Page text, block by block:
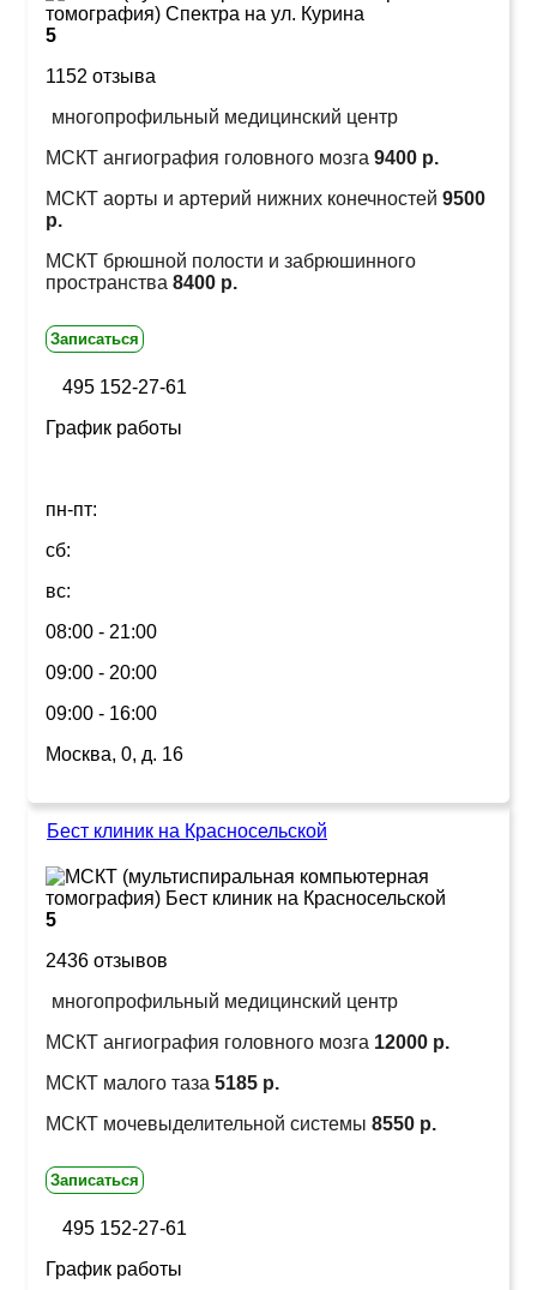
5
1152 отзыва
многопрофильный медицинский центр
МСКТ ангиография головного мозга 9400 р.
МСКТ аорты и артерий нижних конечностей 9500
р.
МСКТ брюшной полости и забрюшинного
пространства 8400 р.
Записаться
495 152-27-61
График работы
пн-пт:
сб:
вс:
08:00 - 21:00
09:00 - 20:00
09:00 - 16:00
Москва, 0, д. 16
Бест клиник на Красносельской
5
2436 отзывов
многопрофильный медицинский центр
МСКТ ангиография головного мозга 12000 р.
МСКТ малого таза 5185 р.
МСКТ мочевыделительной системы 8550 р.
Записаться
495 152-27-61
График работы